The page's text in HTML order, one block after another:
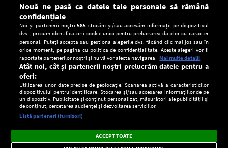
Descarcă gratuit aplicaţia Europa FM pentru smartphone:
Setări:
Dark
Mode
Radio live, podcasturi, știri și alerte
importante.
×
Nouă ne pasă ca datele tale personale să rămână
confidențiale
Noi și partenerii noștri585 stocăm și/sau accesăm informații pe dispozitivul
dvs., precum identificatorii cookie unici pentru prelucrarea datelor cu caracter
personal. Puteți accepta sau gestiona alegerile dvs. făcând clic mai jos sau în
orice moment, pe pagina cu politica de confidențialitate. Aceste alegeri vor fi
raportate partenerilor noștri și nu vă vor afecta navigarea. Mai multe detalii
Atât noi, cât și partenerii noștri prelucrăm datele pentru a
oferi:
Utilizarea unor date precise de geolocație. Scanarea activă a caracteristicilor
dispozitivului pentru identificare. Stocarea și/sau accesarea informațiilor de pe
un dispozitiv. Publicitate și conținut personalizat, măsurători ale publicității și
de conținut, cercetarea audienței și dezvoltarea serviciilor.
Listă parteneri (furnizori)
ACCEPT TOATE